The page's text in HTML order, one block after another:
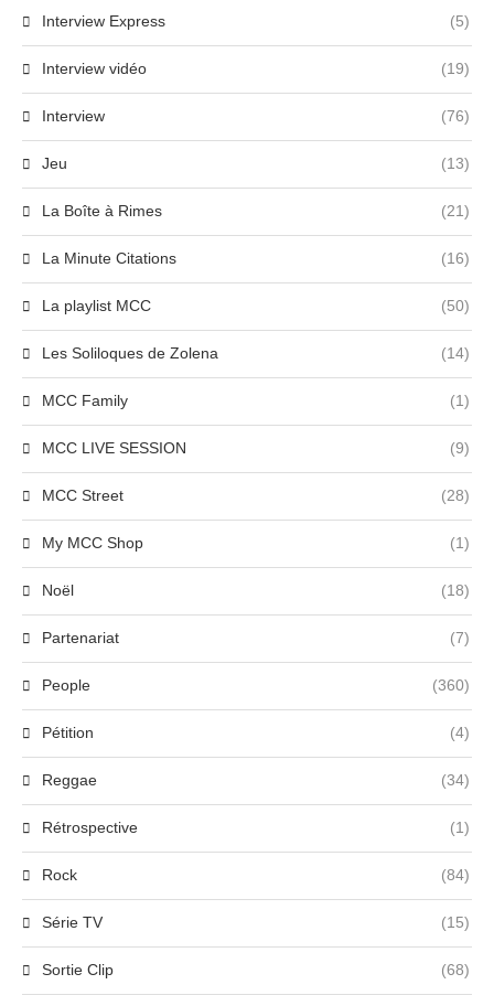
Interview Express (5)
Interview vidéo (19)
Interview (76)
Jeu (13)
La Boîte à Rimes (21)
La Minute Citations (16)
La playlist MCC (50)
Les Soliloques de Zolena (14)
MCC Family (1)
MCC LIVE SESSION (9)
MCC Street (28)
My MCC Shop (1)
Noël (18)
Partenariat (7)
People (360)
Pétition (4)
Reggae (34)
Rétrospective (1)
Rock (84)
Série TV (15)
Sortie Clip (68)